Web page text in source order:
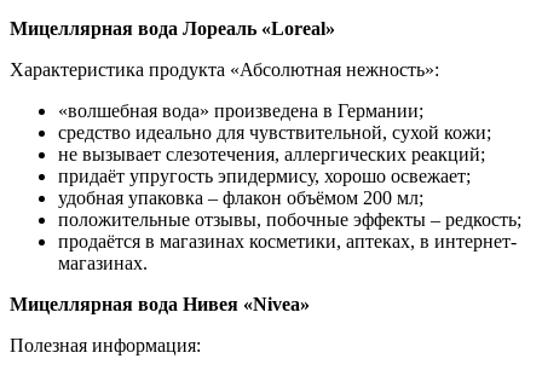
Мицеллярная вода Лореаль «Loreal»
Характеристика продукта «Абсолютная нежность»:
«волшебная вода» произведена в Германии;
средство идеально для чувствительной, сухой кожи;
не вызывает слезотечения, аллергических реакций;
придаёт упругость эпидермису, хорошо освежает;
удобная упаковка – флакон объёмом 200 мл;
положительные отзывы, побочные эффекты – редкость;
продаётся в магазинах косметики, аптеках, в интернет-
магазинах.
Мицеллярная вода Нивея «Nivea»
Полезная информация: